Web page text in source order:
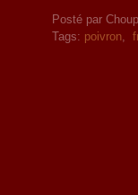
Posté par
Tags: poivron,